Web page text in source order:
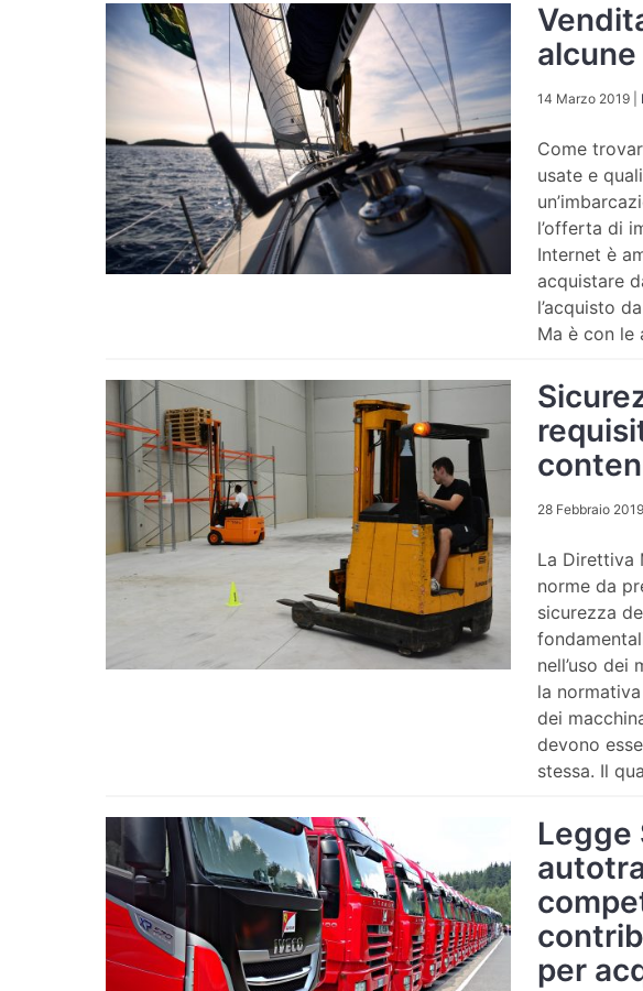
14 Marzo 2019
Come
usate e
l’offerta di
Internet è
acquistare
l’acquisto
Ma è con le
28 Febbraio 2019
La Direttiva
norme da
sicurezza
nell’uso dei
la
dei
devono
stessa. Il
Legge
per